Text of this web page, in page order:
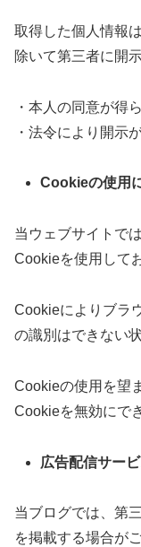
取得した個人情報
除いて第三者に開
・本人の同意が得
・法令により開示
Cookieの使用
当ウェブサイトで
Cookieを使用して
Cookieによりブラ
の識別はできない
Cookieの使用を望
Cookieを無効にで
広告配信サー
当ブログでは、第
を掲載する場合が